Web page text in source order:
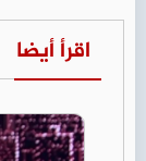
اقرأ أيضا